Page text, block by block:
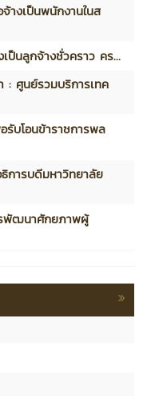
างเป็นพนักงานในส
ป็นลูกจ้างชั่วคราว คร...
: ศูนย์รวมบริการเทค
รับโอนข้าราชการพล
การบดีมหาวิทยาลัย
พัฒนาศักยภาพผู้